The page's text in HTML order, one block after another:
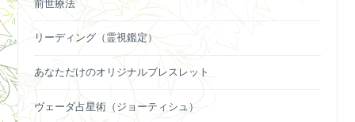
前世療法
リーディング（霊視鑑定）
あなただけのオリジナルブレスレット
ヴェーダ占星術（ジョーティシュ）